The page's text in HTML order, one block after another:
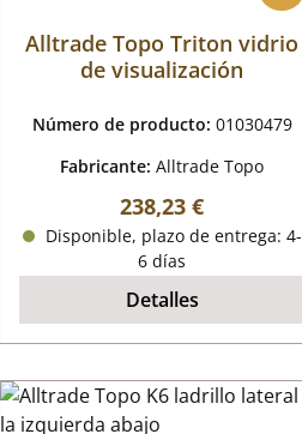
Alltrade Topo Triton vidrio
de visualización
Número de producto: 01030479
Fabricante:Alltrade Topo
Precio normal:
238,23 €
Disponible, plazo de entrega: 4-
6 días
Detalles